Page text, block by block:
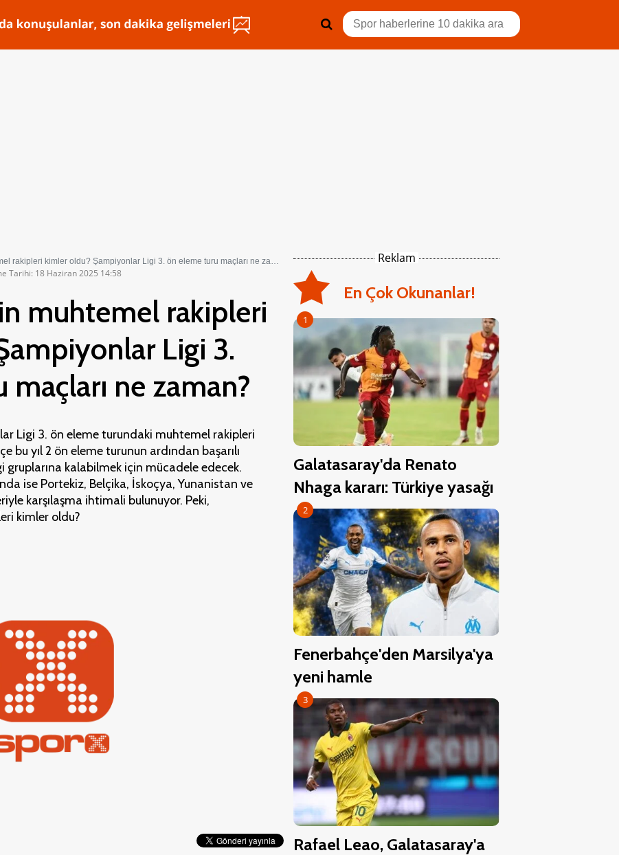
rakipleri kimler oldu? Şampiyonlar Ligi 3. ön eleme turu maçları ne zaman?
Tarihi: 18 Haziran 2025 14:58
muhtemel rakipleri
Ligi 3.
ne zaman?
Ligi 3. ön eleme turundaki muhtemel rakipleri
bu yıl 2 ön eleme turunun ardından başarılı
kalabilmek için mücadele edecek.
ise Portekiz, Belçika, İskoçya, Yunanistan ve
karşılaşma ihtimali bulunuyor. Peki,
kimler oldu?
Reklam
En Çok Okunanlar!
1
Galatasaray'da Renato
Nhaga kararı: Türkiye yasağı
2
Fenerbahçe'den Marsilya'ya
yeni hamle
3
Rafael Leao, Galatasaray'a